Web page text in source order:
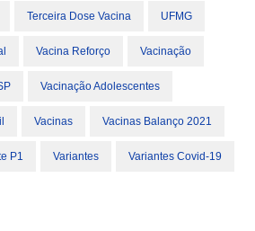
Terceira Dose Vacina UFMG
Vacina Reforço Vacinação
Vacinação Adolescentes
Vacinas Vacinas Balanço 2021
P1 Variantes Variantes Covid-19